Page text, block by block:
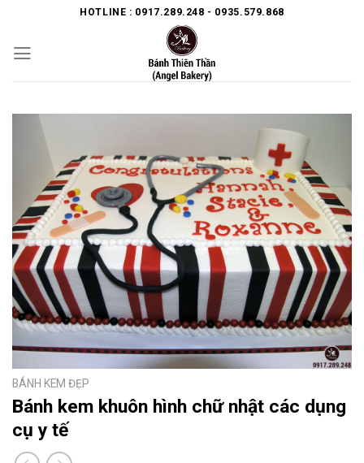
content
HOTLINE : 0917.289.248 - 0935.579.868
BÁNH KEM ĐẸP
Bánh kem khuôn hình chữ nhật các dụng
cụ y tế